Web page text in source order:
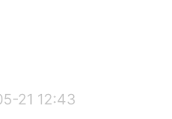
21 12:43